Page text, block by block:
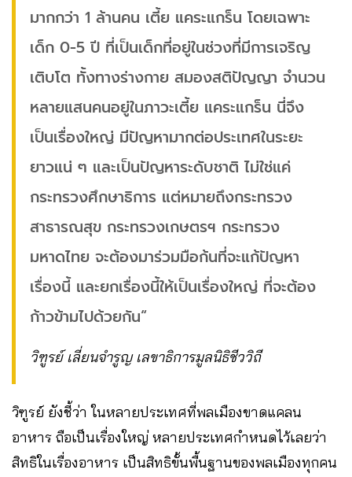
มากกว่า 1 ล้านคน เตี้ย แคระแกร็น โดยเฉพาะ
เด็ก 0-5 ปี ที่เป็นเด็กที่อยู่ในช่วงที่มีการเจริญ
เติบโต ทั้งทางร่างกาย สมองสติปัญญา จำนวน
หลายแสนคนอยู่ในภาวะเตี้ย แคระแกร็น นี่จึง
เป็นเรื่องใหญ่ มีปัญหามากต่อประเทศในระยะ
ยาวแน่ ๆ และเป็นปัญหาระดับชาติ ไม่ใช่แค่
กระทรวงศึกษาธิการ แต่หมายถึงกระทรวง
สาธารณสุข กระทรวงเกษตรฯ กระทรวง
มหาดไทย จะต้องมาร่วมมือก้นที่จะแก้ปัญหา
เรื่องนี้ และยกเรื่องนี้ให้เป็นเรื่องใหญ่ ที่จะต้อง
ก้าวข้ามไปด้วยกัน“
วิฑูรย์ เลี่ยนจำรูญ เลขาธิการมูลนิธิชีววิถี
วิฑูรย์ ยังชี้ว่า ในหลายประเทศที่พลเมืองขาดแคลน
อาหาร ถือเป็นเรื่องใหญ่ หลายประเทศกำหนดไว้เลยว่า
สิทธิในเรื่องอาหาร เป็นสิทธิขั้นพื้นฐานของพลเมืองทุกคน